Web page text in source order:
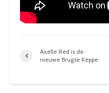
Axelle Red is de
nieuwe Brugse Keppe